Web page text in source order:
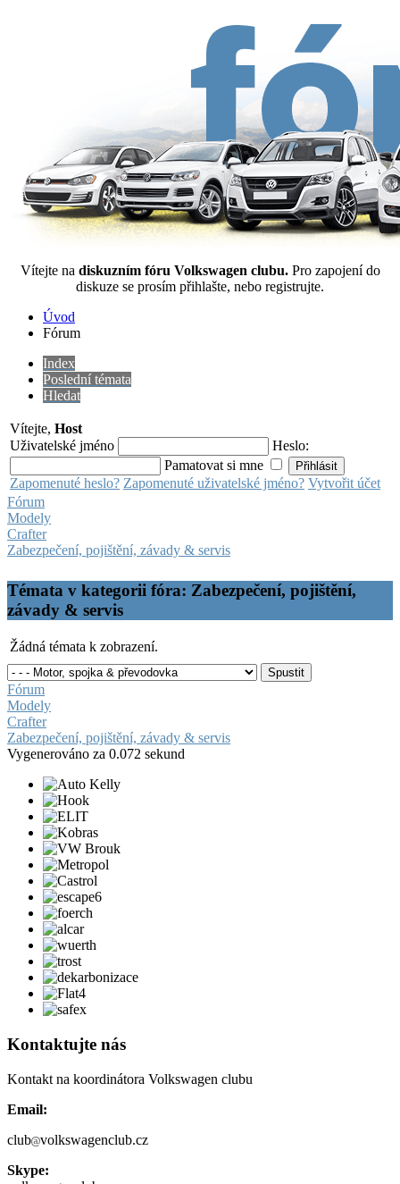
Vítejte na diskuzním fóru Volkswagen clubu. Pro zapojení do
diskuze se prosím přihlašte, nebo registrujte.
Úvod
Fórum
Index
Poslední témata
Hledat
Vítejte, Host
Uživatelské jméno
Heslo:
Pamatovat si mne
Zapomenuté heslo? Zapomenuté uživatelské jméno? Vytvořit účet
Fórum
Modely
Crafter
Zabezpečení, pojištění, závady & servis
Témata v kategorii fóra: Zabezpečení, pojištění,
závady & servis
Žádná témata k zobrazení.
Fórum
Modely
Crafter
Zabezpečení, pojištění, závady & servis
Vygenerováno za 0.072 sekund
Kontaktujte nás
Kontakt na koordinátora Volkswagen clubu
Email:
club volkswagenclub.cz
Skype: